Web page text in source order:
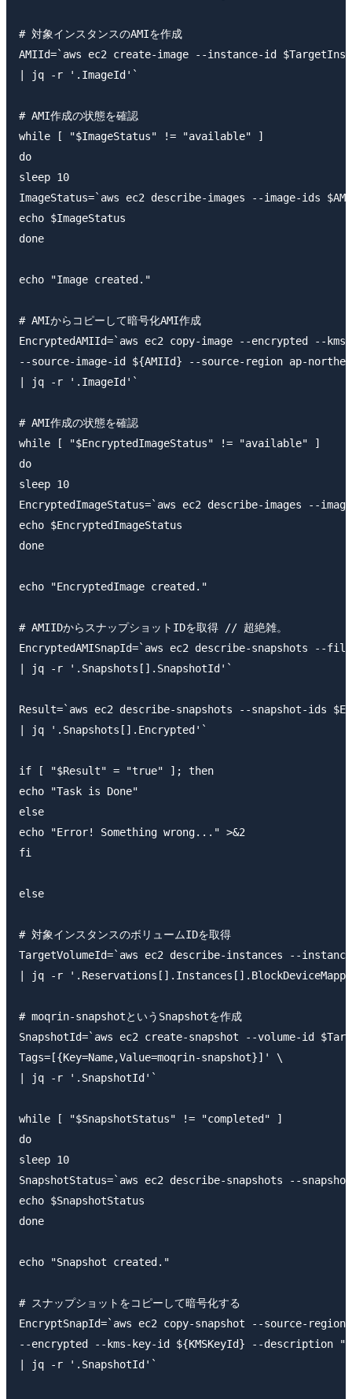
# 対象インスタンスのAMIを作成
AMIId=`aws ec2 create-image --instance-id
| jq -r '.ImageId'`
# AMI作成の状態を確認
while [ "$ImageStatus" != "available" ]
do
sleep 10
ImageStatus=`aws ec2 describe-images --image-ids
echo $ImageStatus
done
echo "Image created."
# AMIからコピーして暗号化AMI作成
EncryptedAMIId=`aws ec2 copy-image --encrypted --
--source-image-id ${AMIId} --source-region ap-
| jq -r '.ImageId'`
# AMI作成の状態を確認
while [ "$EncryptedImageStatus" != "available" ]
do
sleep 10
EncryptedImageStatus=`aws ec2 describe-images --
echo $EncryptedImageStatus
done
echo "EncryptedImage created."
# AMIIDからスナップショットIDを取得 // 超絶雑。
EncryptedAMISnapId=`aws ec2 describe-snapshots --
| jq -r '.Snapshots[].SnapshotId'`
Result=`aws ec2 describe-snapshots --snapshot-ids
| jq '.Snapshots[].Encrypted'`
if [ "$Result" = "true" ]; then
echo "Task is Done"
else
echo "Error! Something wrong..." >&2
fi
else
# 対象インスタンスのボリュームIDを取得
TargetVolumeId=`aws ec2 describe-instances --
| jq -r
# moqrin-snapshotというSnapshotを作成
SnapshotId=`aws ec2 create-snapshot --volume-id
Tags=[{Key=Name,Value=moqrin-snapshot}]' \
| jq -r '.SnapshotId'`
while [ "$SnapshotStatus" != "completed" ]
do
sleep 10
SnapshotStatus=`aws ec2 describe-snapshots --
echo $SnapshotStatus
done
echo "Snapshot created."
# スナップショットをコピーして暗号化する
EncryptSnapId=`aws ec2 copy-snapshot --source-
--encrypted --kms-key-id ${KMSKeyId} --description
| jq -r '.SnapshotId'`